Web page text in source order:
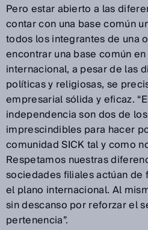
Pero estar abierto a las
contar con una base común
todos los integrantes de una
encontrar una base común
internacional, a pesar de las
políticas y religiosas, se
empresarial sólida y eficaz.
independencia son dos de
imprescindibles para hacer
comunidad SICK tal y como
Respetamos nuestras
sociedades filiales actúan
el plano internacional. Al
sin descanso por reforzar el
pertenencia”.